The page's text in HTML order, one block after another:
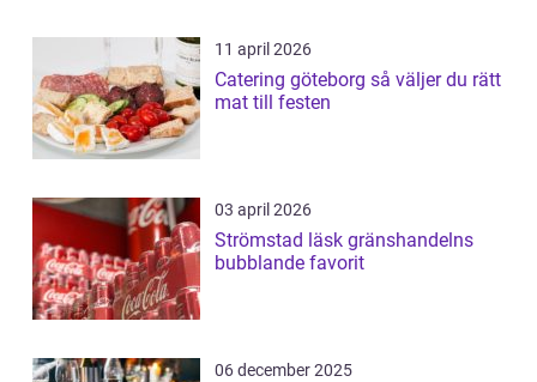
11 april 2026
Catering göteborg så väljer du rätt
mat till festen
03 april 2026
Strömstad läsk gränshandelns
bubblande favorit
06 december 2025